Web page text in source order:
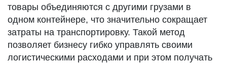
товары объединяются с другими грузами в
одном контейнере, что значительно сокращает
затраты на транспортировку. Такой метод
позволяет бизнесу гибко управлять своими
логистическими расходами и при этом получать